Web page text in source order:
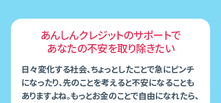
あんしんクレジットのサポートで
あなたの不安を取り除きたい
⽇々変化する社会、ちょっとしたことで急にピンチ
になったり、先のことを考えると不安になることも
ありますよね。もっとお⾦のことで⾃由になれたら、